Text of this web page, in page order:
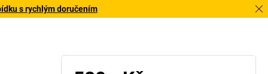
s rychlým doručením